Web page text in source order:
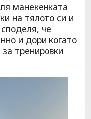
манекенката
на тялото си и
че
и дори когато
тренировки